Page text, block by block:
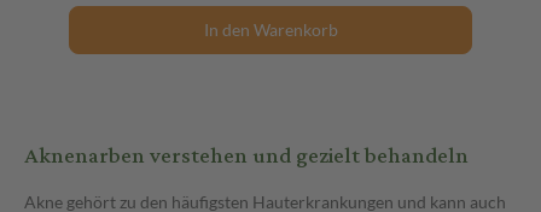
Aknenarben verstehen und gezielt behandeln
Akne gehört zu den häufigsten Hauterkrankungen und kann auch
In den Warenkorb